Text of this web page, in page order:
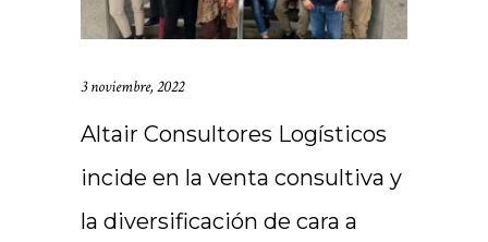
3 noviembre, 2022
Altair Consultores Logísticos
incide en la venta consultiva y
la diversificación de cara a